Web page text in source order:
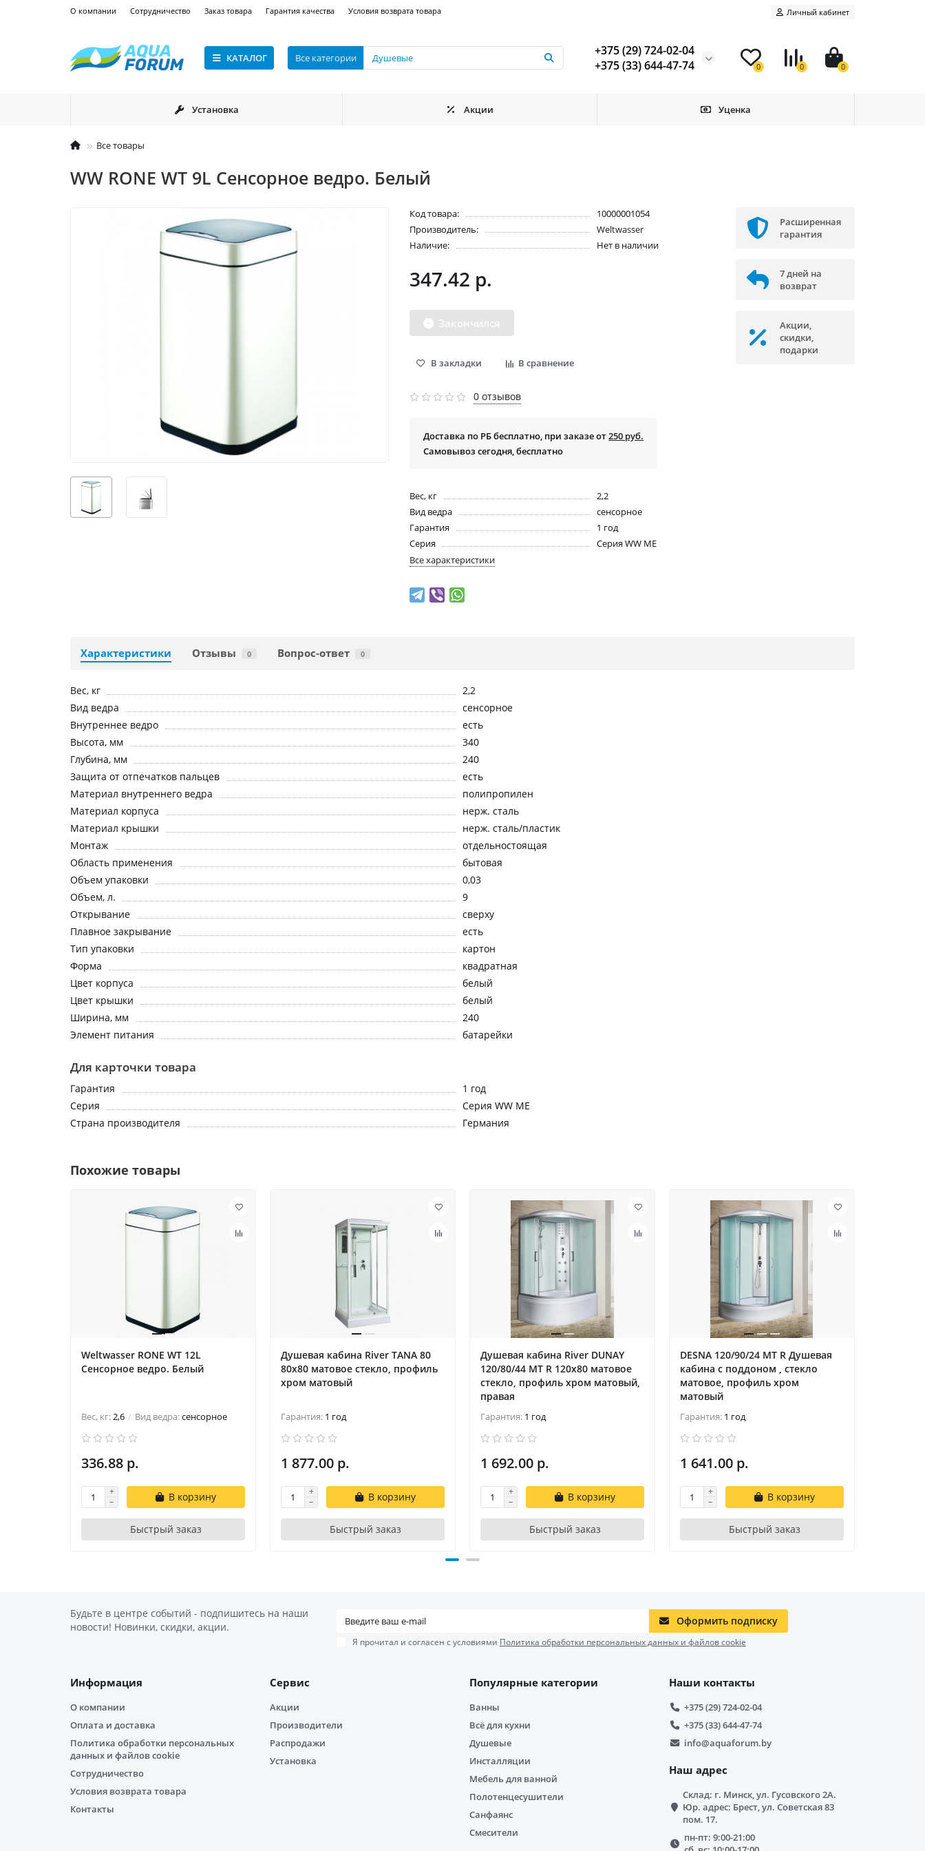
О компании Сотрудничество Заказ товара Гарантия качества Условия возврата товара Личный кабинет
КАТАЛОГ Все категории
+375 (29) 724-02-04
+375 (33) 644-47-74
0 0 0
Установка Акции Уценка
Все товары
WW RONE WT 9L Сенсорное ведро. Белый
Код товара:
10000001054
Производитель:
Weltwasser
Наличие:
Нет в наличии
347.42 р.
Закончился
В закладки В сравнение
0 отзывов
Доставка по РБ бесплатно, при заказе от250 руб.
Самовывоз сегодня, бесплатно
Вес, кг
2,2
Вид ведра
сенсорное
Гарантия
1 год
Серия
Серия WW ME
Все характеристики
Расширенная
гарантия
7 дней на
возврат
Акции,
скидки,
подарки
Характеристики Отзывы 0 Вопрос-ответ 0
Вес, кг
2,2
Вид ведра
сенсорное
Внутреннее ведро
есть
Высота, мм
340
Глубина, мм
240
Защита от отпечатков пальцев
есть
Материал внутреннего ведра
полипропилен
Материал корпуса
нерж. сталь
Материал крышки
нерж. сталь/пластик
Монтаж
отдельностоящая
Область применения
бытовая
Объем упаковки
0,03
Объем, л.
9
Открывание
сверху
Плавное закрывание
есть
Тип упаковки
картон
Форма
квадратная
Цвет корпуса
белый
Цвет крышки
белый
Ширина, мм
240
Элемент питания
батарейки
Для карточки товара
Гарантия
1 год
Серия
Серия WW ME
Страна производителя
Германия
Похожие товары
Weltwasser RONE WT 12L
Сенсорное ведро. Белый
Вес, кг:2,6 Вид ведра:сенсорное
336.88 р.
В корзину
Быстрый заказ
Душевая кабина River TANA 80
80х80 матовое стекло, профиль
хром матовый
Гарантия: 1 год
1 877.00 р.
В корзину
Быстрый заказ
Душевая кабина River DUNAY
120/80/44 MT R 120х80 матовое
стекло, профиль хром матовый,
правая
Гарантия: 1 год
1 692.00 р.
В корзину
Быстрый заказ
DESNA 120/90/24 MT R Душевая
кабина с поддоном , стекло
матовое, профиль хром
матовый
Гарантия: 1 год
1 641.00 р.
В корзину
Быстрый заказ
Будьте в центре событий - подпишитесь на наши
новости! Новинки, скидки, акции.
Оформить подписку
Я прочитал и согласен с условиями Политика обработки персональных данных и файлов cookie
Информация
О компании
Оплата и доставка
Политика обработки персональных
данных и файлов cookie
Сотрудничество
Условия возврата товара
Контакты
Сервис
Акции
Производители
Распродажи
Установка
Популярные категории
Ванны
Всё для кухни
Душевые
Инсталляции
Мебель для ванной
Полотенцесушители
Санфаянс
Смесители
Наши контакты
+375 (29) 724-02-04
+375 (33) 644-47-74
info@aquaforum.by
Наш адрес
Склад: г. Минск, ул. Гусовского 2А.
Юр. адрес: Брест, ул. Советская 83
пом. 17.
пн-пт: 9:00-21:00